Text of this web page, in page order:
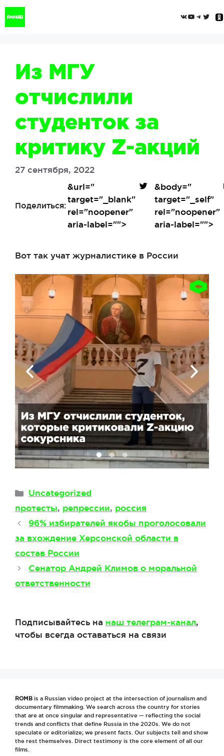
Перейти
Из МГУ
отчислили
студенток за
критику Z-акций
27 сентября, 2022
Поделиться:
&url="
target="_blank"
rel="noopener"
aria-label="">
&body="
target="_self"
rel="noopener"
aria-label="">
Вот так учат журналистике в России
Рубрики
Uncategorized
Метки
протесты, репрессии, россия
96% избирателей якобы проголосовали
за вхождение Херсонской области в
состав России
Сенатор Андрей Климов о моральной
ответственности
Подписывайтесь на наш телеграм-канал,
чтобы всегда оставаться на связи
ROMB is a Russian video project at the intersection of journalism and
documentary filmmaking. We search across the country for stories
that are at once singular and representative — reflecting the social
trends and conflicts that define Russia in the 2020s. We do not
speculate or editorialize; we present facts. Our subjects tell and show
the rest themselves. Direct testimony is the core element of all our
films.